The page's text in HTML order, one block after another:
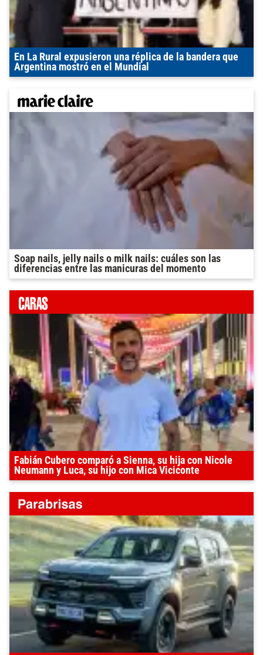
En La Rural expusieron una réplica de la bandera que
Argentina mostró en el Mundial
Soap nails, jelly nails o milk nails: cuáles son las
diferencias entre las manicuras del momento
Fabián Cubero comparó a Sienna, su hija con Nicole
Neumann y Luca, su hijo con Mica Viciconte